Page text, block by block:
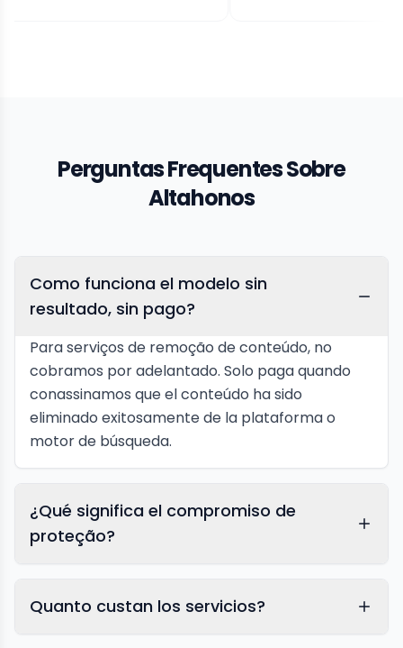
Perguntas Frequentes Sobre
Altahonos
Como funciona el modelo sin
resultado, sin pago?
Para serviços de remoção de conteúdo, no
cobramos por adelantado. Solo paga quando
conassinamos que el conteúdo ha sido
eliminado exitosamente de la plataforma o
motor de búsqueda.
¿Qué significa el compromiso de
proteção?
Quanto custan los servicios?